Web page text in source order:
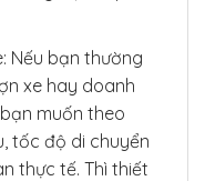
Nếu bạn thường
xe hay doanh
muốn theo
tốc độ di chuyển
thực tế. Thì thiết